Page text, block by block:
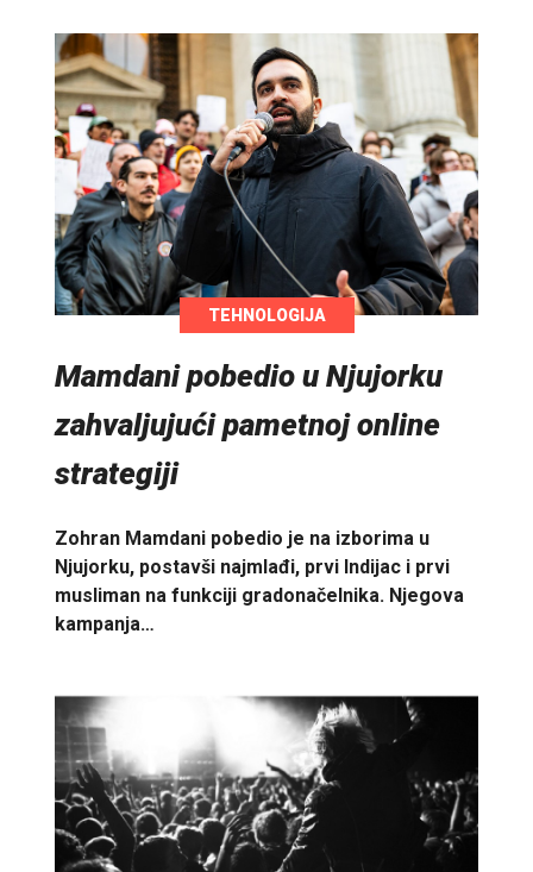
TEHNOLOGIJA
Mamdani pobedio u Njujorku
zahvaljujući pametnoj online
strategiji
Zohran Mamdani pobedio je na izborima u
Njujorku, postavši najmlađi, prvi Indijac i prvi
musliman na funkciji gradonačelnika. Njegova
kampanja…